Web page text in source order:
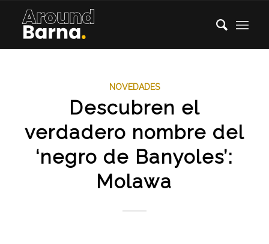
NOVEDADES
Descubren el
verdadero nombre del
‘negro de Banyoles’:
Molawa